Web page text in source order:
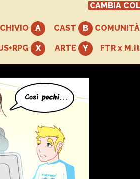
CAMBIA
CAST
ARTE FTR x